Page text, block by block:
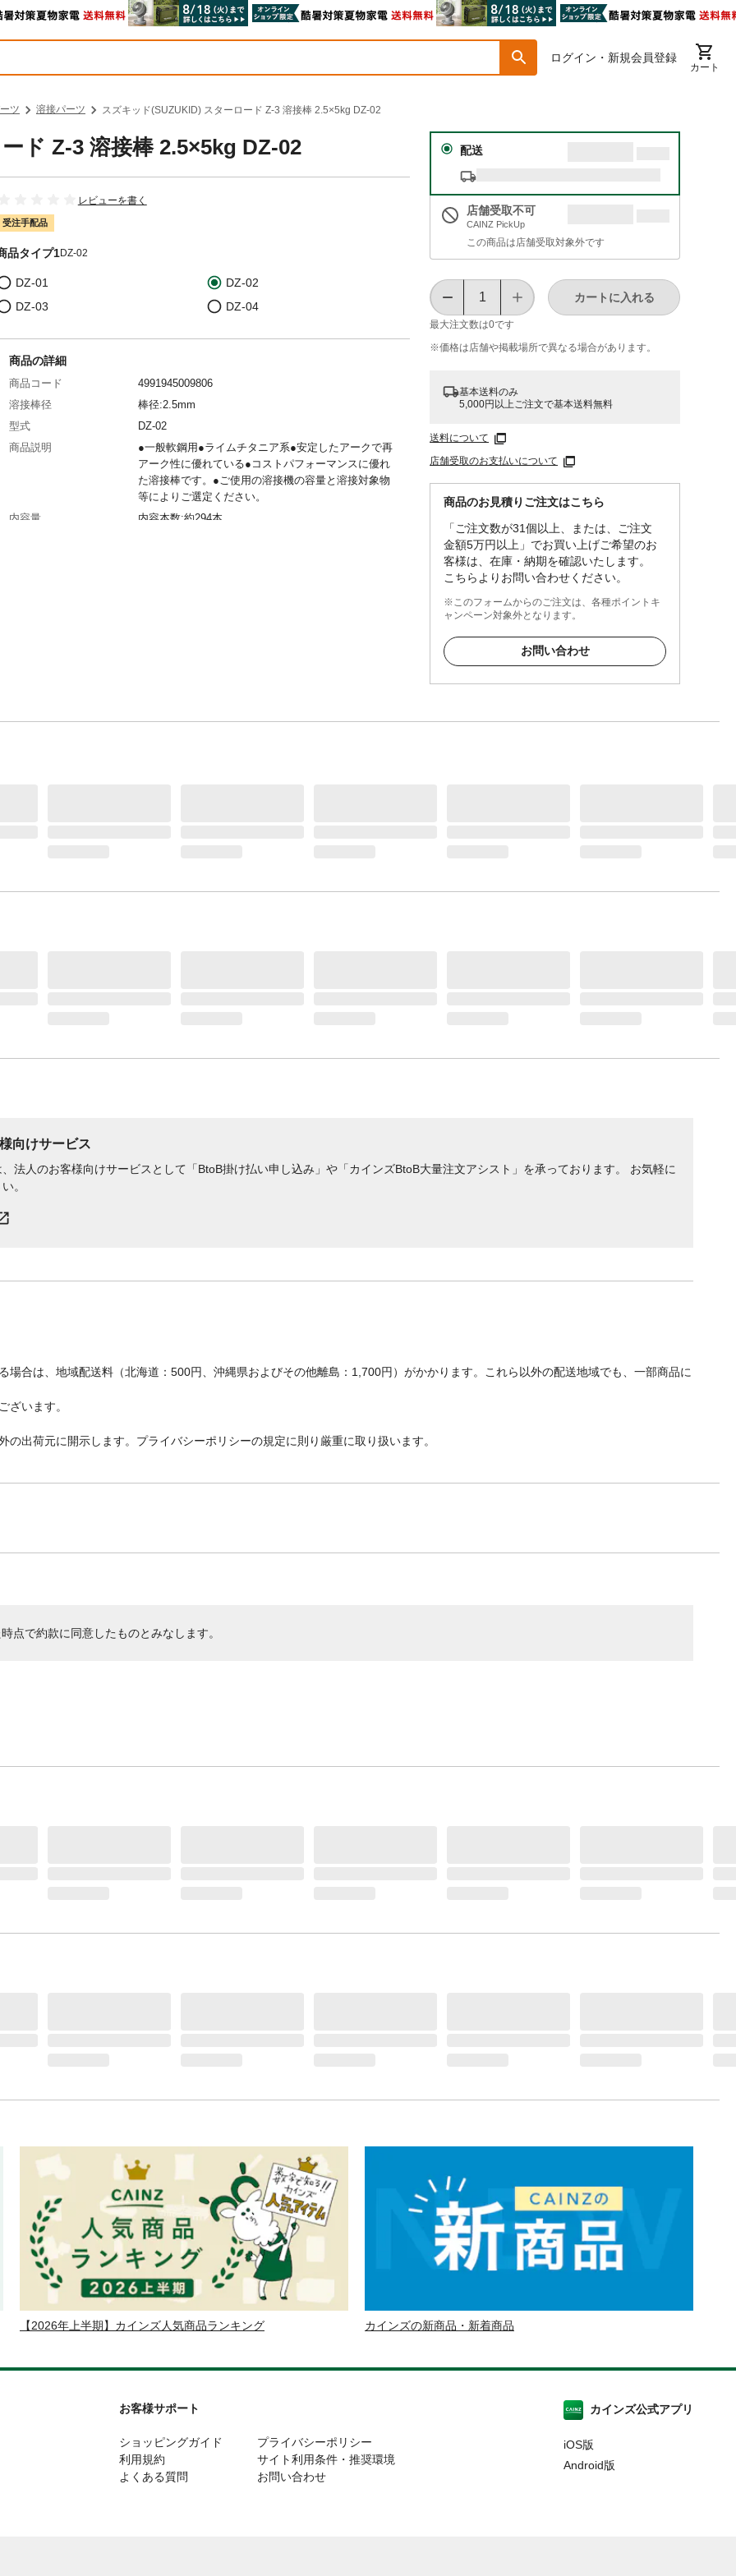
ログイン・新規会員登録
カート
ツ 溶接パーツ スズキッド(SUZUKID) スターロード Z-3 溶接棒 2.5×5kg DZ-02
ド Z-3 溶接棒 2.5×5kg DZ-02
レビューを書く
受注手配品
品タイプ1DZ-02
DZ-01
DZ-02
DZ-03
DZ-04
配送
店舗受取不可
CAINZ PickUp
この商品は店舗受取対象外です
最大注文数は0です
カートに入れる
※価格は​店舗や​掲載場所で​異なる​場合が​あります。
基本送料のみ
5,000円以上ご注文で基本送料無料
送料について
店舗受取のお支払いについて
商品のお見積りご注文はこちら
「ご注文数が31個以上、または、ご注文
金額5万円以上」でお買い上げご希望のお
客様は、在庫・納期を確認いたします。
こちらよりお問い合わせください。
※このフォームからのご注文は、各種ポイントキ
ャンペーン対象外となります。
お問い合わせ
商品の詳細
商品コード
4991945009806
溶接棒径
棒径:2.5mm
型式
DZ-02
商品説明
●一般軟鋼用●ライムチタニア系●安定したアークで再
アーク性に優れている●コストパフォーマンスに優れ
た溶接棒です。●ご使用の溶接機の容量と溶接対象物
等によりご選定ください。
内容量
内容本数:約294本
向けサービス
法人のお客様向けサービスとして「BtoB掛け払い申し込み」や「カインズBtoB大量注文アシスト」を承っております。 お気軽に
。
合は、地域配送料（北海道：500円、沖縄県およびその他離島：1,700円）がかかります。これら以外の配送地域でも、一部商品に
ざいます。
出荷元に開示します。プライバシーポリシーの規定に則り厳重に取り扱います。
点で約款に同意したものとみなします。
【2026年上半期】カインズ人気商品ランキング カインズの新商品・新着商品
お客様サポート
ショッピングガイド
利用規約
よくある質問
プライバシーポリシー
サイト利用条件・推奨環境
お問い合わせ
カインズ公式アプリ
iOS版
Android版